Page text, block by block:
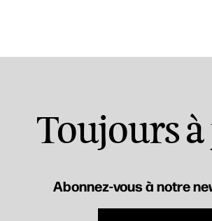
Toujours
Abonnez-vous à notre